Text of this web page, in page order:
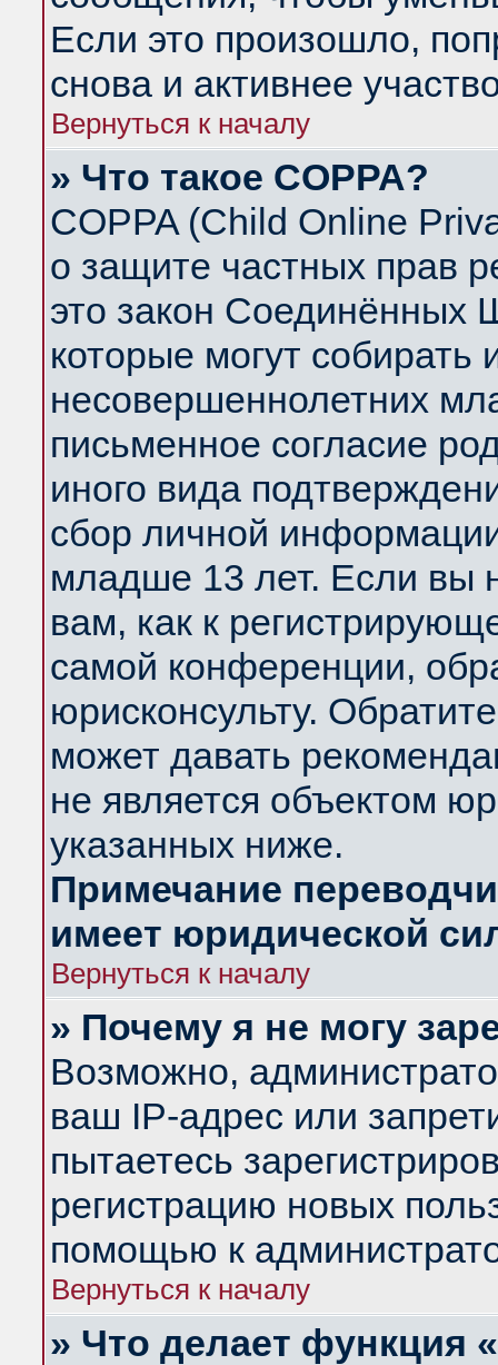
Если это произошло,
снова и активнее
Вернуться к началу
» Что такое COPPA?
COPPA (Child Online
о защите частных прав
это закон Соединённых
которые могут
несовершеннолетних
письменное согласие
иного вида
сбор личной
младше 13 лет. Если вы
вам, как к
самой конференции,
юрисконсульту.
может давать
не является объектом
указанных ниже.
Примечание
имеет юридической
Вернуться к началу
» Почему я не могу
Возможно,
ваш IP-адрес или
пытаетесь
регистрацию новых
помощью к
Вернуться к началу
» Что делает функция